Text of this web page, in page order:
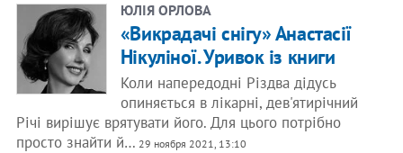
ЮЛІЯ ОРЛОВА
«Викрадачі снігу» Анастасії
Нікуліної. Уривок із книги
Коли напередодні Різдва дідусь
опиняється в лікарні, дев'ятирічний
Річі вирішує врятувати його. Для цього потрібно
просто знайти й… 29 ноября 2021, 13:10